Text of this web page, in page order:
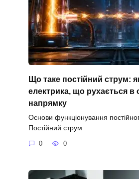
Що таке постійний струм:
електрика, що рухається в
напрямку
Основи функціонування
Постійний струм
0 0